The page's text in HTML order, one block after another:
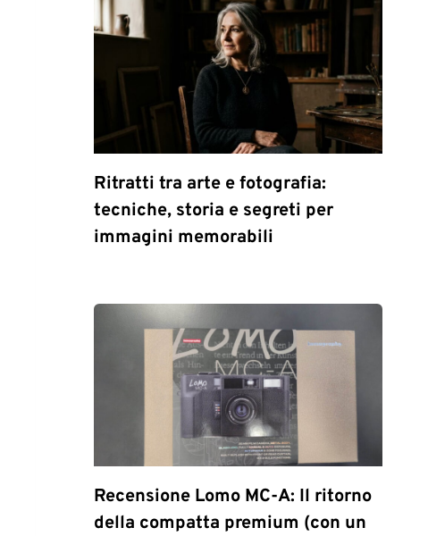
Ritratti tra arte e fotografia:
tecniche, storia e segreti per
immagini memorabili
Recensione Lomo MC-A: Il ritorno
della compatta premium (con un